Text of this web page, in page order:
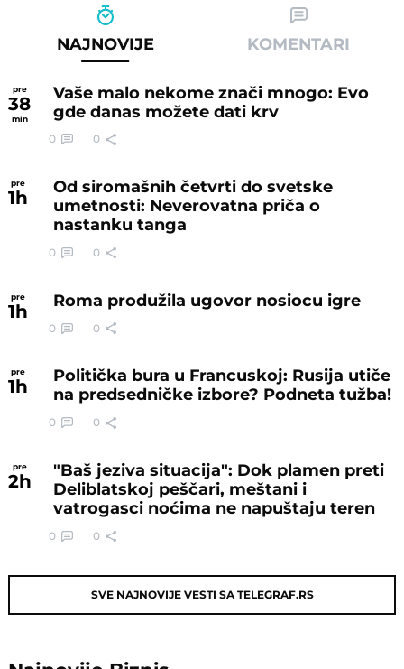
NAJNOVIJE KOMENTARI
pre
38
min
Vaše malo nekome znači mnogo: Evo
gde danas možete dati krv
0 0
pre
1h
Od siromašnih četvrti do svetske
umetnosti: Neverovatna priča o
nastanku tanga
0 0
pre
1h
Roma produžila ugovor nosiocu igre
0 0
pre
1h
Politička bura u Francuskoj: Rusija utiče
na predsedničke izbore? Podneta tužba!
0 0
pre
2h
"Baš jeziva situacija": Dok plamen preti
Deliblatskoj peščari, meštani i
vatrogasci noćima ne napuštaju teren
0 0
SVE NAJNOVIJE VESTI SA TELEGRAF.RS